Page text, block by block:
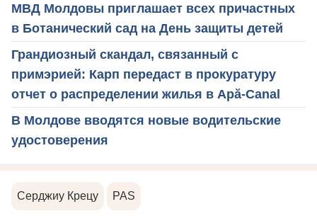
МВД Молдовы приглашает всех причастных
в Ботанический сад на День защиты детей
Грандиозный скандал, связанный с
примэрией: Карп передаст в прокуратуру
отчет о распределении жилья в Apă-Canal
В Молдове вводятся новые водительские
удостоверения
Серджиу Крецу PAS